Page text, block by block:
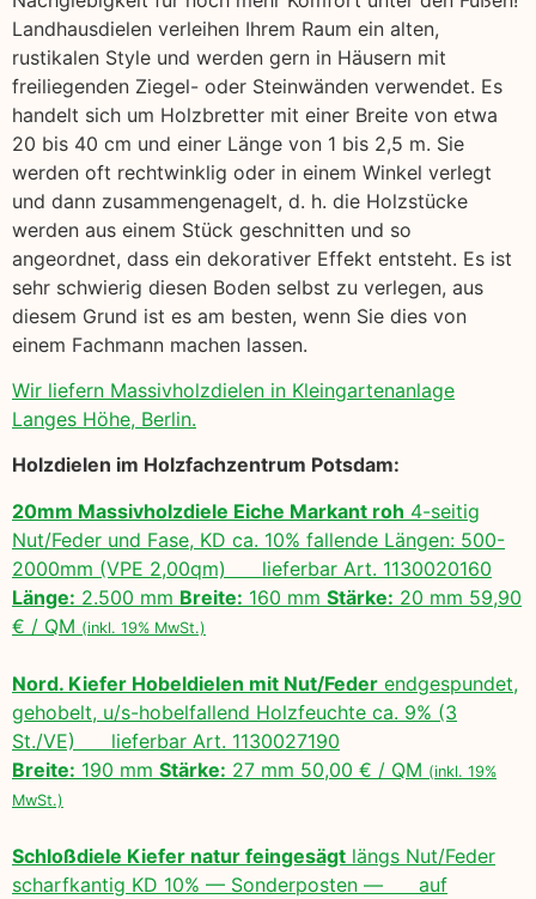
Landhausdielen verleihen Ihrem Raum ein alten,
rustikalen Style und werden gern in Häusern mit
freiliegenden Ziegel- oder Steinwänden verwendet. Es
handelt sich um Holzbretter mit einer Breite von etwa
20 bis 40 cm und einer Länge von 1 bis 2,5 m. Sie
werden oft rechtwinklig oder in einem Winkel verlegt
und dann zusammengenagelt, d. h. die Holzstücke
werden aus einem Stück geschnitten und so
angeordnet, dass ein dekorativer Effekt entsteht. Es ist
sehr schwierig diesen Boden selbst zu verlegen, aus
diesem Grund ist es am besten, wenn Sie dies von
einem Fachmann machen lassen.
Wir liefern Massivholzdielen in Kleingartenanlage
Langes Höhe, Berlin.
Holzdielen im Holzfachzentrum Potsdam:
20mm Massivholzdiele Eiche Markant roh 4-seitig
Nut/Feder und Fase, KD ca. 10% fallende Längen: 500-
2000mm (VPE 2,00qm) lieferbar Art. 1130020160
Länge: 2.500 mm Breite: 160 mm Stärke: 20 mm 59,90
€ / QM (inkl. 19% MwSt.)
Nord. Kiefer Hobeldielen mit Nut/Feder endgespundet,
gehobelt, u/s-hobelfallend Holzfeuchte ca. 9% (3
St./VE) lieferbar Art. 1130027190
Breite: 190 mm Stärke: 27 mm 50,00 € / QM (inkl. 19%
MwSt.)
Schloßdiele Kiefer natur feingesägt längs Nut/Feder
scharfkantig KD 10% — Sonderposten — auf